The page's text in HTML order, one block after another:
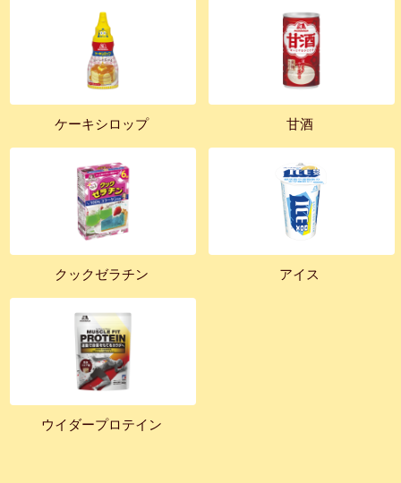
ケーキシロップ 甘酒
クックゼラチン アイス
ウイダープロテイン